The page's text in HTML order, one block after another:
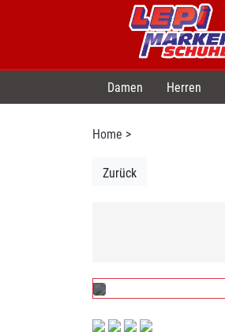
Damen Herren
Home >
Zurück